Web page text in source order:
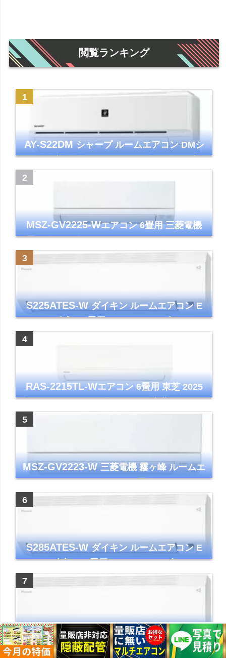
閲覧ランキング
AY-S22DMシャープ ルームエアコン DMシ
リーズ 主に6畳 ホワイト 2024年モデル プラ
MSZ-GV2225-Wエアコン 6畳用 三菱電機
霧ヶ峰 2025年モデル GVシリーズ ピュアホ
ワイト 清潔 除湿 単相100V
S225ATES-Wダイキン ルームエアコン E
シリーズ 主に6畳用 ホワイト 2025年モデル
RAS-2215TL-Wエアコン 6畳用 東芝 2025
年モデル TLシリーズ ホワイト 壁掛け クーラ
MSZ-GV2223-W三菱電機 霧ヶ峰 ルームエ
アコン GVシリーズ おもに6畳用 ピュアホワ
イト 2023年モデル
S285ATES-Wダイキン ルームエアコン E
シリーズ 主に10畳用 ホワイト 2025年モデル
コンパクトモデル ストリーマ
S565ATEP-Wダイキン ルームエアコン E
シリーズ 主に18畳用 ホワイト 2025年モデル